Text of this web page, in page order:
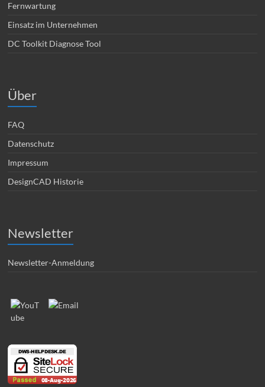
Fernwartung
Einsatz im Unternehmen
DC Toolkit Diagnose Tool
Über
FAQ
Datenschutz
Impressum
DesignCAD Historie
Newsletter
Newsletter-Anmeldung